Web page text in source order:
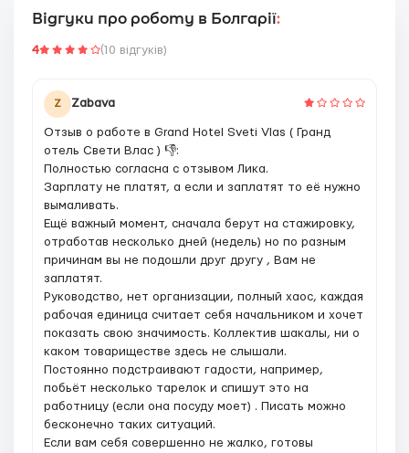
Відгуки про роботу в Болгарії:
4 (10 відгуків)
Z Zabava
Отзыв о работе в Grand Hotel Sveti Vlas ( Гранд
отель Свети Влас ) 👎:
Полностью согласна с отзывом Лика.
Зарплату не платят, а если и заплатят то её нужно
вымаливать.
Ещё важный момент, сначала берут на стажировку,
отработав несколько дней (недель) но по разным
причинам вы не подошли друг другу , Вам не
заплатят.
Руководство, нет организации, полный хаос, каждая
рабочая единица считает себя начальником и хочет
показать свою значимость. Коллектив шакалы, ни о
каком товариществе здесь не слышали.
Постоянно подстраивают гадости, например,
побьёт несколько тарелок и спишут это на
работницу (если она посуду моет) . Писать можно
бесконечно таких ситуаций.
Если вам себя совершенно не жалко, готовы